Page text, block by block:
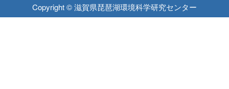
Copyright © 滋賀県琵琶湖環境科学研究センター